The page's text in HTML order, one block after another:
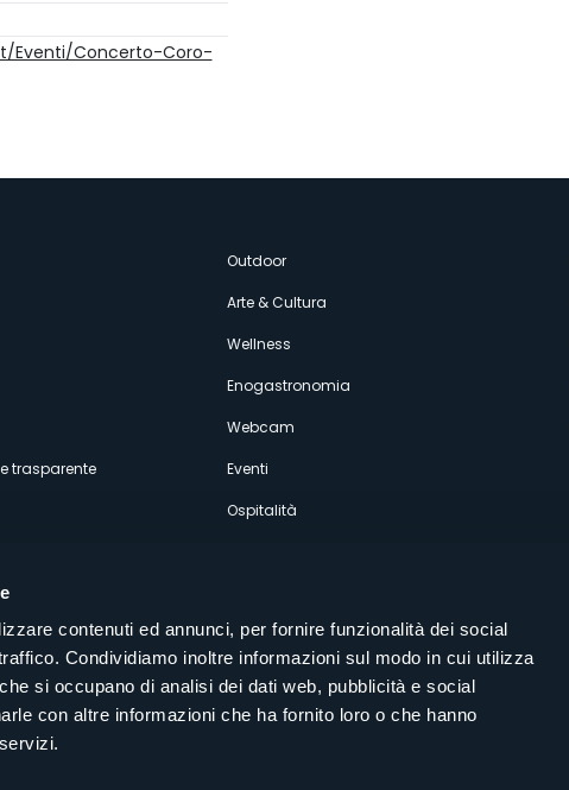
contenuti ed annunci, per fornire funzionalità dei social
Condividiamo inoltre informazioni sul modo in cui utilizza
si occupano di analisi dei dati web, pubblicità e social
con altre informazioni che ha fornito loro o che hanno
Eventi/Concerto-Coro-
trasparente
Outdoor
Arte & Cultura
Wellness
Enogastronomia
Webcam
Eventi
Ospitalità
Seguici sui nostri canali social